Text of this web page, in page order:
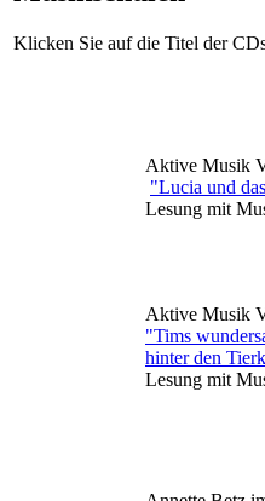
Klicken Sie auf die Titel der
Aktive Musik
"Lucia und
Lesung mit
Aktive Musik
"Tims
hinter den
Lesung mit